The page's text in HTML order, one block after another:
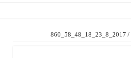
/
2017_8_23_18_48_58_860